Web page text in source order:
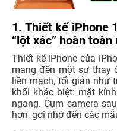
1. Thiết kế iPhone
“lột xác” hoàn toàn
Thiết kế iPhone của
mang đến một sự thay
liền mạch, tối giản như
khối khác biệt: mặt
ngang. Cụm camera
hơn, gợi nhớ đến các